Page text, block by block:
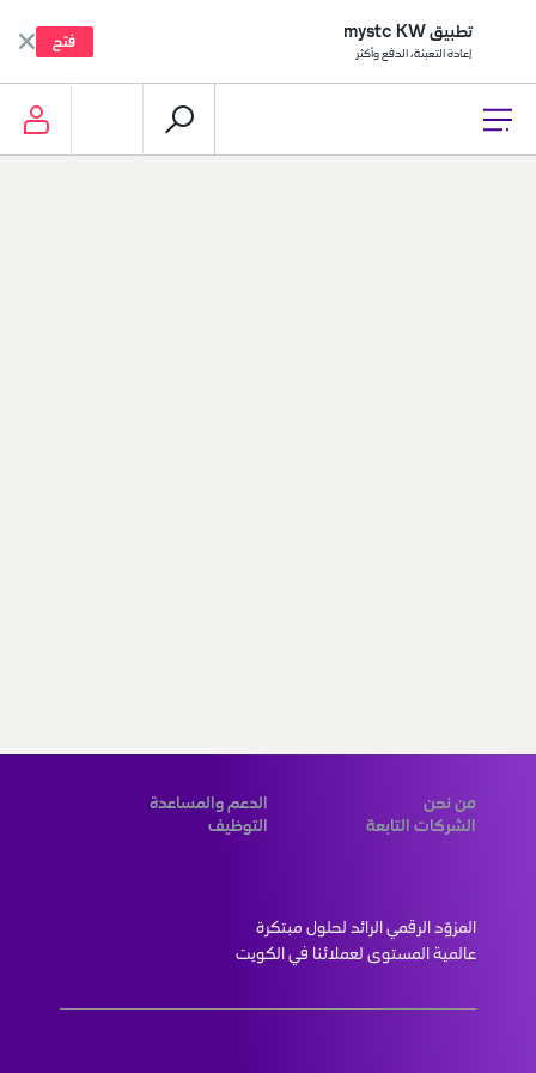
تطبيق mystc KW
إعادة التعبئة، الدفع وأكثر
فتح
من نحن
الدعم والمساعدة
الشركات التابعة
التوظيف
عالمية المستوى لعملائنا في الكويت